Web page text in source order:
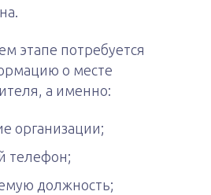
этапе потребуется
о месте
а именно:
организации;
телефон;
должность;